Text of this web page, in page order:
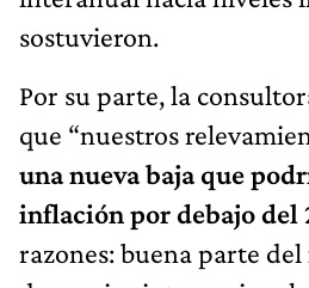
sostuvieron.
Por su parte, la
que “nuestros
una nueva baja que
inflación por debajo del
razones: buena parte